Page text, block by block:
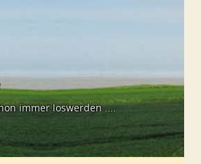
immer loswerden ....